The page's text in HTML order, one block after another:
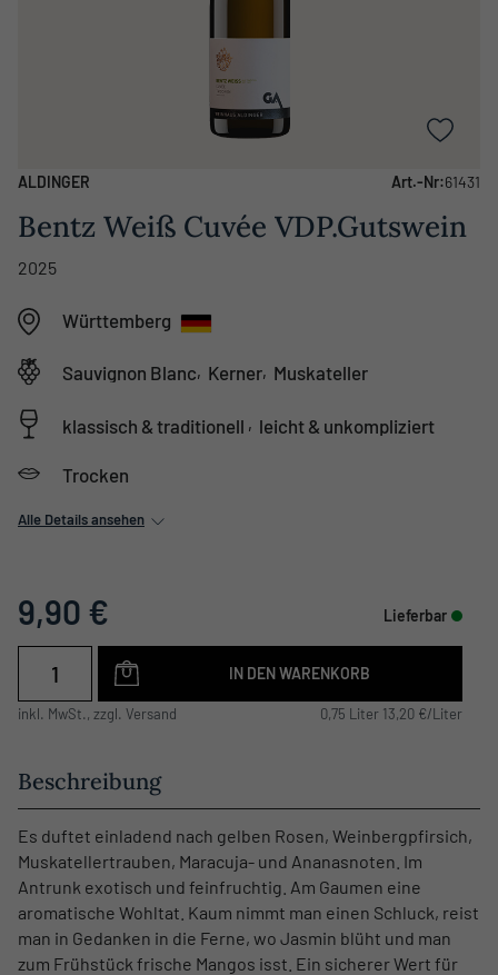
ALDINGER Art.-Nr:61431
Bentz Weiß Cuvée VDP.Gutswein
2025
Württemberg
Sauvignon Blanc, Kerner, Muskateller
klassisch & traditionell , leicht & unkompliziert
Trocken
Alle Details ansehen
9,90 € Lieferbar
IN DEN WARENKORB
inkl. MwSt., zzgl. Versand 0,75 Liter 13,20 €/Liter
Beschreibung
Es duftet einladend nach gelben Rosen, Weinbergpfirsich,
Muskatellertrauben, Maracuja- und Ananasnoten. Im
Antrunk exotisch und feinfruchtig. Am Gaumen eine
aromatische Wohltat. Kaum nimmt man einen Schluck, reist
man in Gedanken in die Ferne, wo Jasmin blüht und man
zum Frühstück frische Mangos isst. Ein sicherer Wert für